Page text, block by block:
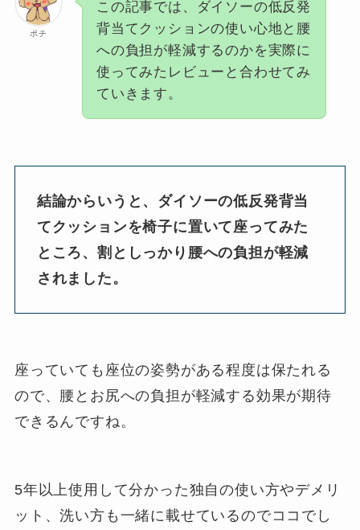
ポチ
この記事では、ダイソーの低反発
背当てクッションの使い心地と腰
への負担が軽減するのかを実際に
使ってみたレビューと合わせてみ
ていきます。
結論からいうと、ダイソーの低反発背当
てクッションを椅子に置いて座ってみた
ところ、割としっかり腰への負担が軽減
されました。
座っていても座位の姿勢がある程度は保たれる
ので、腰とお尻への負担が軽減する効果が期待
できるんですね。
5年以上使用して分かった独自の使い方やデメリ
ット、洗い方も一緒に載せているのでココでし